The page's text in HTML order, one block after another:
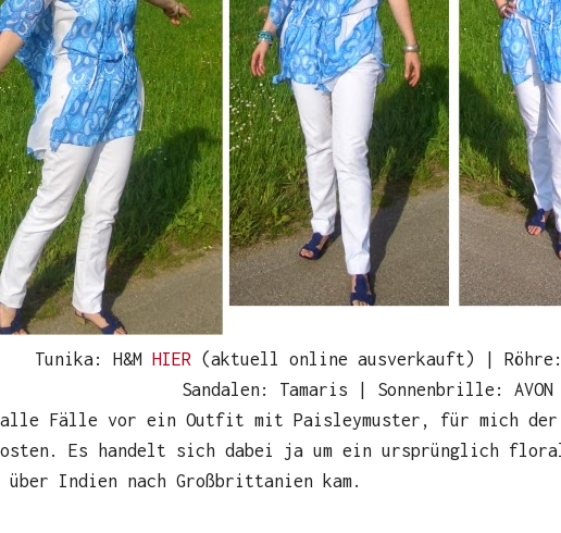
Tunika: H&M HIER (aktuell online ausverkauft) |
Sandalen: Tamaris | Sonnenbrille: AVON
Fälle vor ein Outfit mit Paisleymuster, für mich
Es handelt sich dabei ja um ein ursprünglich
Indien nach Großbrittanien kam.